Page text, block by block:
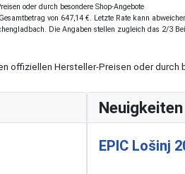
oder durch besondere Shop-Angebote
von 647,14 €. Letzte Rate kann
Die Angaben stellen zugleich das 2/3
offiziellen Hersteller-Preisen oder
Neuigkeiten
EPIC Lošinj